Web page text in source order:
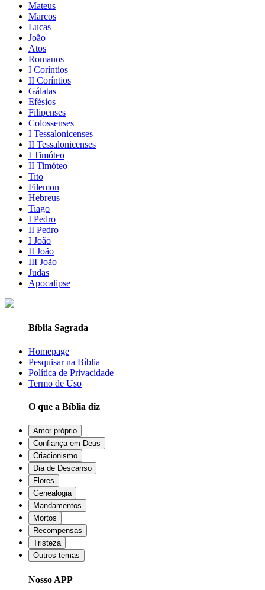
Mateus
Marcos
Lucas
João
Atos
Romanos
I Coríntios
II Coríntios
Gálatas
Efésios
Filipenses
Colossenses
I Tessalonicenses
II Tessalonicenses
I Timóteo
II Timóteo
Tito
Filemon
Hebreus
Tiago
I Pedro
II Pedro
I João
II João
III João
Judas
Apocalipse
Bíblia Sagrada
Homepage
Pesquisar na Bíblia
Política de Privacidade
Termo de Uso
O que a Bíblia diz
Amor próprio
Confiança em Deus
Criacionismo
Dia de Descanso
Flores
Genealogia
Mandamentos
Mortos
Recompensas
Tristeza
Outros temas
Nosso APP